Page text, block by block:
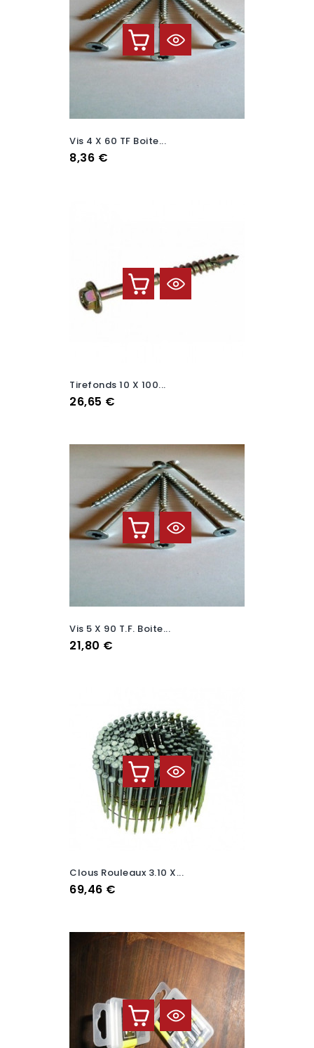
Vis 4 X 60 TF Boite...
Prix
8,36 €
Tirefonds 10 X 100...
Prix
26,65 €
Vis 5 X 90 T.F. Boite...
Prix
21,80 €
Clous Rouleaux 3.10 X...
Prix
69,46 €